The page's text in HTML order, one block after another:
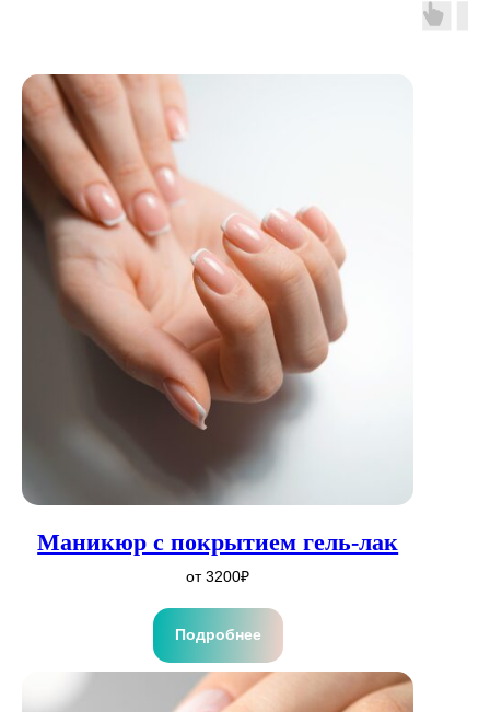
Маникюр с покрытием гель-лак
от 3200₽
Подробнее